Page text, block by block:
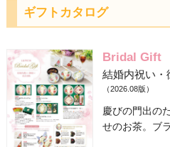
ギフトカタログ
Bridal Gift
結婚内祝い・
（2026.08版）
慶びの門出の
せのお茶。ブ